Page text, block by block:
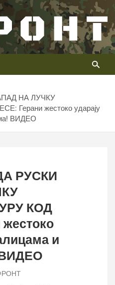
НА ЛУЧКУ
Герани жестоко ударају
ВИДЕО
РУСКИ
КОД
и